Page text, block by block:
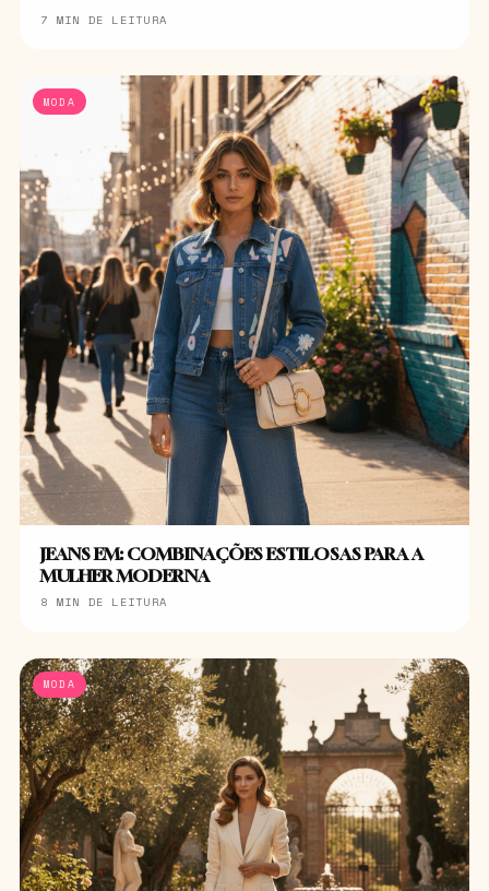
7 MIN DE LEITURA
MODA
JEANS EM: COMBINAÇÕES ESTILOSAS PARA A
MULHER MODERNA
8 MIN DE LEITURA
MODA